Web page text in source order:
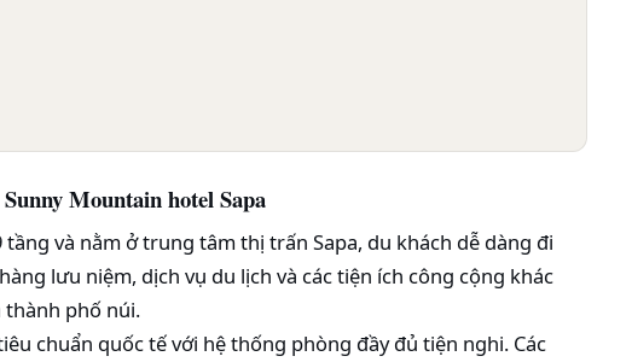
Mountain hotel Sapa
và nằm ở trung tâm thị trấn Sapa, du khách dễ dàng đi
lưu niệm, dịch vụ du lịch và các tiện ích công cộng khác
thành phố núi.
chuẩn quốc tế với hệ thống phòng đầy đủ tiện nghi. Các